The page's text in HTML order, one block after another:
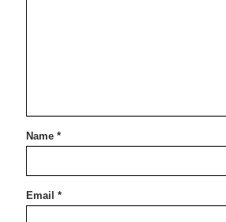
Name *
Email *